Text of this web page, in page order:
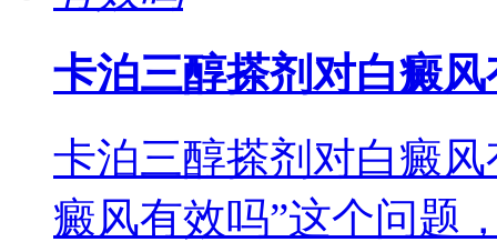
卡泊三醇搽剂对白癜
卡泊三醇搽剂对白癜
癜风有效吗”这个问题